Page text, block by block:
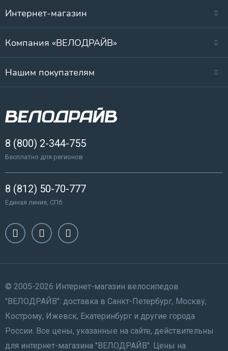
Интернет-магазин
Компания «ВЕЛОДРАЙВ»
Нашим покупателям
8 (800) 2-344-755
Бесплатно для регионов
8 (812) 50-70-777
Единая линия, СПб.
© 2005-2026 Интернет-магазин велосипедов
"ВЕЛОДРАЙВ": доставка в Санкт-Петербург, Москву,
Кострому, Ижевск, Екатеринбург и другие города
России. Все цены, указанные на сайте, действительны
для интернет-магазина "ВЕЛОДРАЙВ". Цены на